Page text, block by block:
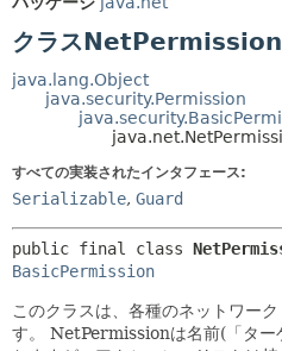
クラスNetPermission
java.lang.Object
java.security.Permission
すべての実装されたインタフェース:
Serializable, Guard
public final class
BasicPermission
このクラスは、各種のネットワー
す。
NetPermissionは名前(「ター